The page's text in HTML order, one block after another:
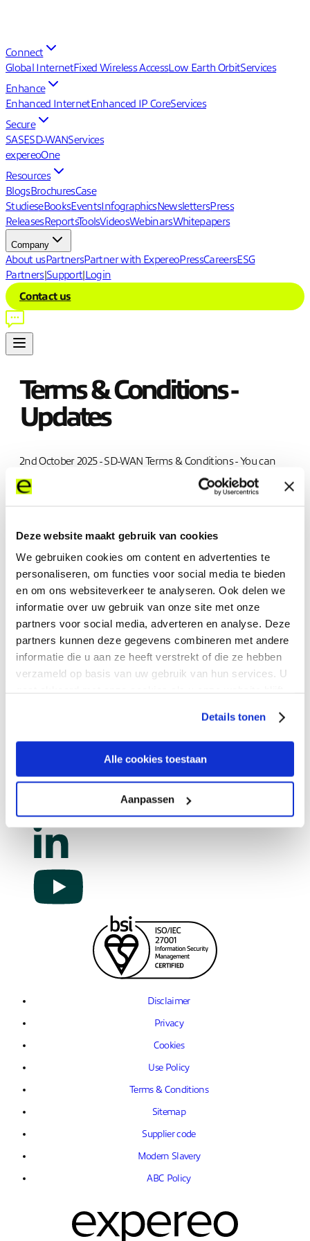
Deze website maakt gebruik van cookies
We gebruiken cookies om content en advertenties te
personaliseren, om functies voor social media te bieden
en om ons websiteverkeer te analyseren. Ook delen we
informatie over uw gebruik van onze site met onze
partners voor social media, adverteren en analyse. Deze
partners kunnen deze gegevens combineren met andere
informatie die u aan ze heeft verstrekt of die ze hebben
verzameld op basis van uw gebruik van hun services. U
Details tonen
Alle cookies toestaan
Aanpassen
Connect
Global InternetFixed Wireless AccessLow Earth OrbitServices
Enhance
Enhanced InternetEnhanced IP CoreServices
Secure
SASESD-WANServices
expereoOne
Resources
BlogsBrochuresCase
StudieseBooksEventsInfographicsNewslettersPress
ReleasesReportsToolsVideosWebinarsWhitepapers
Company
About usPartnersPartner with ExpereoPressCareersESG
Partners|Support|Login
Contact us
Terms & Conditions -
Updates
2nd October 2025 - SD-WAN Terms & Conditions - You can
access this archived version
7th March 2025 - Terms & Conditions - You can access this
archived versionhere.
14th June 2024 - Terms & Conditions - You can access this
archived version
Company
Contact us
Disclaimer
Privacy
Cookies
Use Policy
Terms & Conditions
Sitemap
Supplier code
Modern Slavery
ABC Policy